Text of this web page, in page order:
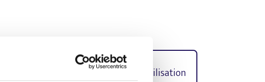
Politique de protectionConditions d’utilisation